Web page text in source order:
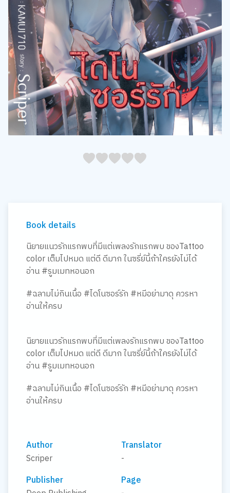
45
4
35
3
25
2
15
1
05
Book details
นิยายแนวรักแรกพบที่มีแต่เพลงรักแรกพบ ของTattoo
color เต็มไปหมด แต่ดี ดีมาก ในซรี่ย์นี้ถ้าใครยังไม่ได้
อ่าน #รูมเมทหอนอก
#ฉลามไม่กินเนื้อ #ไดโนซอร์รัก #หมีอย่ามาดุ ควรหา
อ่านให้ครบ
นิยายแนวรักแรกพบที่มีแต่เพลงรักแรกพบ ของTattoo
color เต็มไปหมด แต่ดี ดีมาก ในซรี่ย์นี้ถ้าใครยังไม่ได้
อ่าน #รูมเมทหอนอก
#ฉลามไม่กินเนื้อ #ไดโนซอร์รัก #หมีอย่ามาดุ ควรหา
อ่านให้ครบ
Author
Scriper
Translator
-
Publisher
Page